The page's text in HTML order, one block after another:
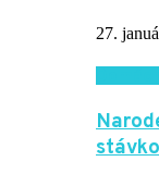
27.